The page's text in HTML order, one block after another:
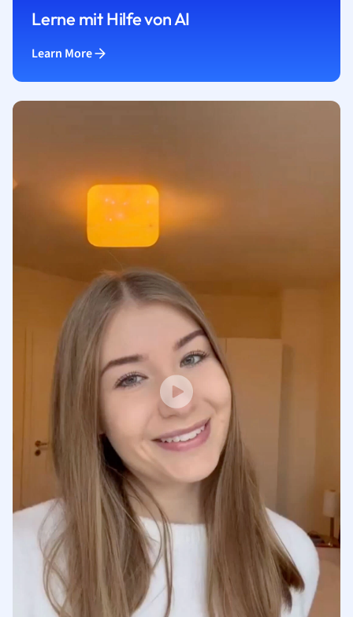
Lerne mit Hilfe von AI
Learn More